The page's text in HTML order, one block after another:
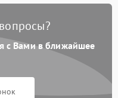
Подробнее →
с Вами в ближайшее